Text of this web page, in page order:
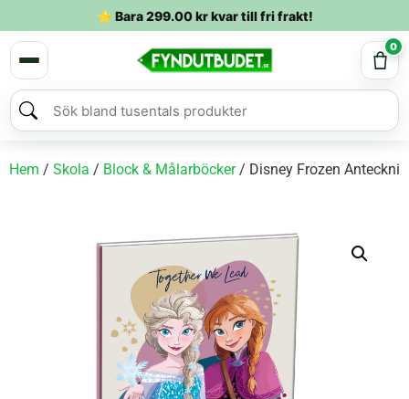
⭐ Bara299.00krkvar till fri frakt!
0
Hem / Skola / Block & Målarböcker/ Disney Frozen